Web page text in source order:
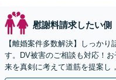
慰謝料請求したい側
【離婚案件多数解決】しっか
す。DV被害のご相談も対応！
来を真剣に考えて道筋を提案し